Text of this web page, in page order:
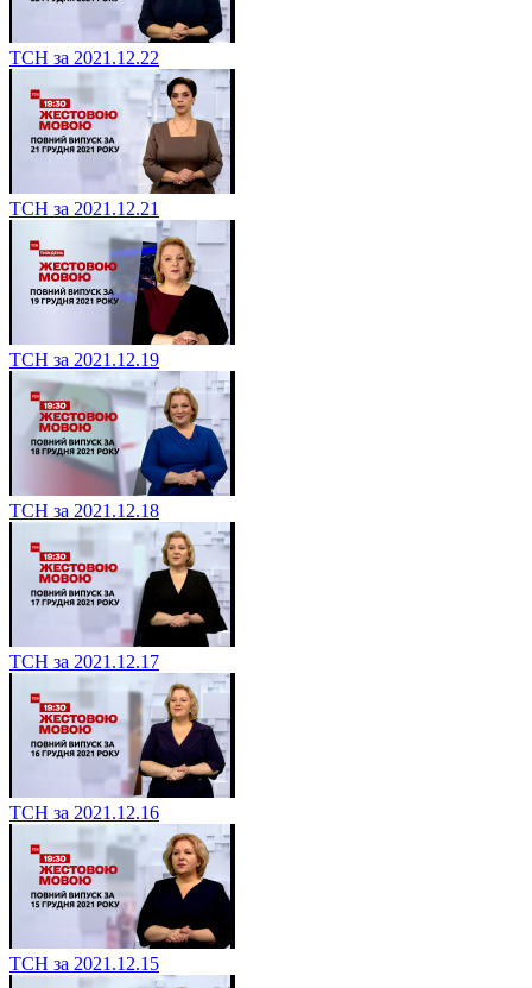
ТСН за 2021.12.22
ТСН за 2021.12.21
ТСН за 2021.12.19
ТСН за 2021.12.18
ТСН за 2021.12.17
ТСН за 2021.12.16
ТСН за 2021.12.15